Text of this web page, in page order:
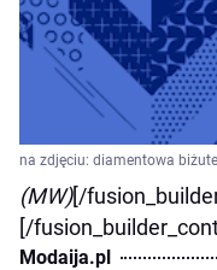
na zdjęciu: diamentowa
(MW)[/
[/
Modaija.pl